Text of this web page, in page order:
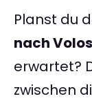
Planst du
nach Volos
erwartet?
zwischen